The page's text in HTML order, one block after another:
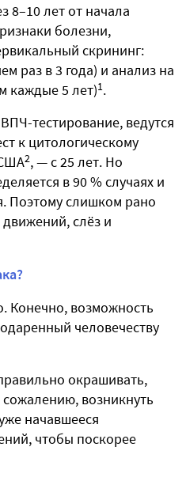
8–10 лет от начала
болезни,
скрининг:
раз в 3 года) и анализ на
каждые 5 лет)1.
тестирование, ведутся
к цитологическому
2, — с 25 лет. Но
в 90 % случаях и
Поэтому слишком рано
слёз и
Конечно, возможность
человечеству
окрашивать,
возникнуть
начавшееся
чтобы поскорее